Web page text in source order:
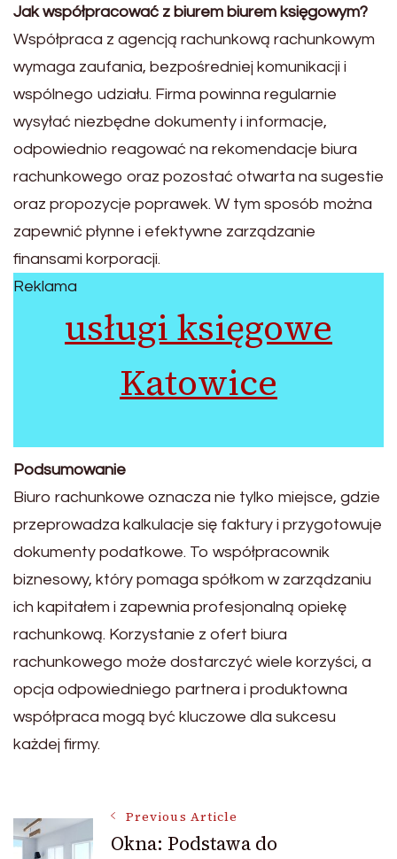
Jak współpracować z biurem biurem księgowym?
Współpraca z agencją rachunkową rachunkowym
wymaga zaufania, bezpośredniej komunikacji i
wspólnego udziału. Firma powinna regularnie
wysyłać niezbędne dokumenty i informacje,
odpowiednio reagować na rekomendacje biura
rachunkowego oraz pozostać otwarta na sugestie
oraz propozycje poprawek. W tym sposób można
zapewnić płynne i efektywne zarządzanie
finansami korporacji.
Reklama
usługi księgowe
Katowice
Podsumowanie
Biuro rachunkowe oznacza nie tylko miejsce, gdzie
przeprowadza kalkulacje się faktury i przygotowuje
dokumenty podatkowe. To współpracownik
biznesowy, który pomaga spółkom w zarządzaniu
ich kapitałem i zapewnia profesjonalną opiekę
rachunkową. Korzystanie z ofert biura
rachunkowego może dostarczyć wiele korzyści, a
opcja odpowiedniego partnera i produktowna
współpraca mogą być kluczowe dla sukcesu
każdej firmy.
Post
Previous Article
Okna: Podstawa do